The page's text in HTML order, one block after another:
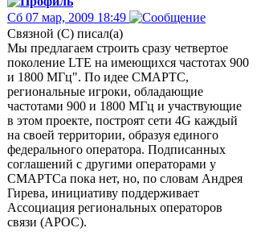
Сб 07 мар, 2009 18:49
Связной (С) писал(а)
Мы предлагаем строить сразу четвертое
поколение LTE на имеющихся частотах 900
и 1800 МГц". По идее СМАРТС,
региональные игроки, обладающие
частотами 900 и 1800 МГц и участвующие
в этом проекте, построят сети 4G каждый
на своей территории, образуя единого
федерального оператора. Подписанных
соглашений с другими операторами у
СМАРТСа пока нет, но, по словам Андрея
Гирева, инициативу поддерживает
Ассоциация региональных операторов
связи (АРОС).